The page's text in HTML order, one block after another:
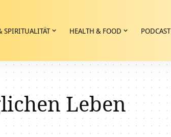
SPIRITUALITÄT HEALTH & FOOD PODCAST
Leben